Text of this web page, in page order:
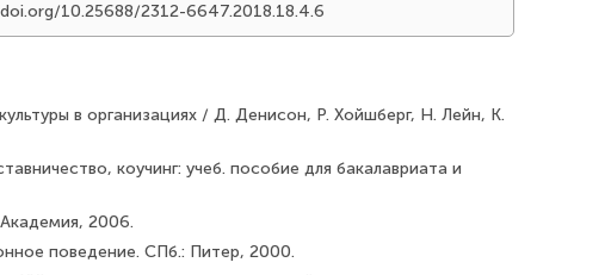
10.25688/2312-6647.2018.18.4.6
в организациях / Д. Денисон, Р. Хойшберг, Н. Лейн, К.
коучинг: учеб. пособие для бакалавриата и
2006.
поведение. СПб.: Питер, 2000.